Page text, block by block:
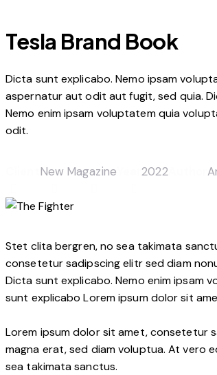
Tesla Brand Book
Dicta sunt explicabo. Nemo ipsam
aspernatur aut odit aut fugit, sed quia.
Nemo enim ipsam voluptatem quia
odit.
New Magazine Year2022Author
Stet clita bergren, no sea takimata
consetetur sadipscing elitr sed diam
Dicta sunt explicabo. Nemo enim ipsam
sunt explicabo Lorem ipsum dolor sit
Lorem ipsum dolor sit amet, consetetur
magna erat, sed diam voluptua. At vero
sea takimata sanctus.